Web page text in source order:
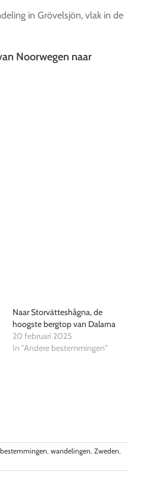
in Grövelsjön, vlak in de
Noorwegen naar
Naar Storvätteshågna, de
hoogste bergtop van Dalarna
20 februari 2025
In "Andere bestemmingen"
, wandelingen, Zweden,